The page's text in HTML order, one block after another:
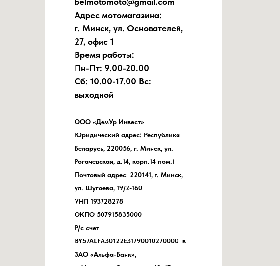
Адрес мотомагазина:
г. Минск, ул. Основателей,
27, офис 1
Время работы:
Пн-Пт: 9.00-20.00
Сб: 10.00-17.00 Вс:
выходной
ООО «ДемУр Инвест»
Юридический адрес: Республика
Беларусь, 220056, г. Минск, ул.
Рогачевская, д.14, корп.14 пом.1
Почтовый адрес: 220141, г. Минск,
ул. Шугаева, 19/2-160
УНП 193728278
ОКПО 507915835000
Р/с счет
BY57ALFA30122E31790010270000 в
ЗАО «Альфа-Банк»,